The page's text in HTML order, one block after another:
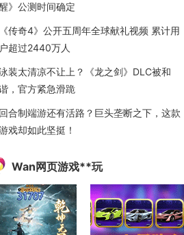
》公测时间确定
《传奇4》公开五周年全球献礼视频 累计用
户超过2440万人
装太清凉不让上？《龙之剑》DLC被和
，官方紧急滑跪
回合制端游还有活路？巨头垄断之下，这款
戏却如此坚挺！
Wan网页游戏**玩